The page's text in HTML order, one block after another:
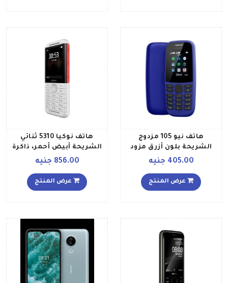
هاتف نيو 105 مزدوج
الشريحة بلون أزرق مزود
بخدمة الجيل الثاني
405.00 جنيه
عرض المنتج
هاتف نوكيا 5310 ثنائي
الشريحة أبيض أحمر، ذاكرة
رام سعة 8 ميجابايت، ذاكرة
يدعم تقنية 2G
856.00 جنيه
عرض المنتج